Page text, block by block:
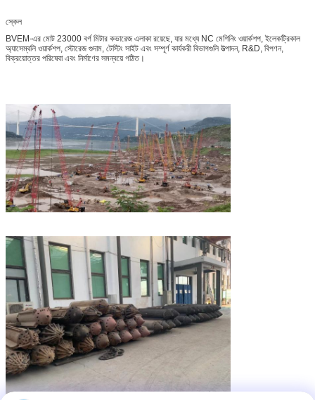
স্কেল
BVEM-এর মোট 23000 বর্গ মিটার কভারেজ এলাকা রয়েছে, যার মধ্যে NC মেশিনিং ওয়ার্কশপ, ইলেকট্রিকাল
অ্যাসেম্বলি ওয়ার্কশপ, স্টোরেজ গুদাম, টেস্টিং সাইট এবং সম্পূর্ণ কার্যকরী বিভাগগুলি উত্পাদন, R&D, বিপণন,
বিক্রয়োত্তর পরিষেবা এবং নির্মাণের সমন্বয়ে গঠিত।